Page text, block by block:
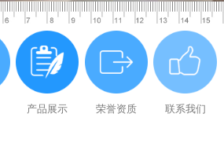
产品展示 荣誉资质 联系我们